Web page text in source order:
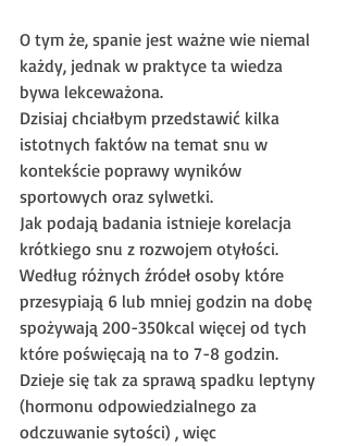
O tym że, spanie jest ważne wie niemal
każdy, jednak w praktyce ta wiedza
bywa lekceważona.
Dzisiaj chciałbym przedstawić kilka
istotnych faktów na temat snu w
kontekście poprawy wyników
sportowych oraz sylwetki.
Jak podają badania istnieje korelacja
krótkiego snu z rozwojem otyłości.
Według różnych źródeł osoby które
przesypiają 6 lub mniej godzin na dobę
spożywają 200-350kcal więcej od tych
które poświęcają na to 7-8 godzin.
Dzieje się tak za sprawą spadku leptyny
(hormonu odpowiedzialnego za
odczuwanie sytości) , więc